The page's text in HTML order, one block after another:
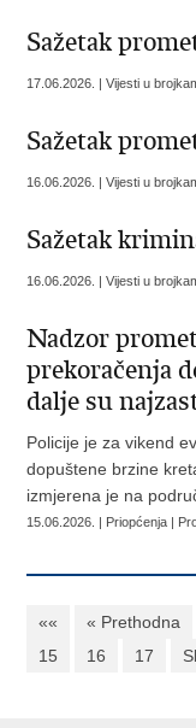
Sažetak
17.06.2026. | Vijesti u
Sažetak
16.06.2026. | Vijesti u
Sažetak
16.06.2026. | Vijesti u
Nadzor
prekoračenja
dalje su
Policije je za vikend
dopuštene brzine
izmjerena je na
15.06.2026. | Priopćenja |
«« « Prethodna
15
16 17